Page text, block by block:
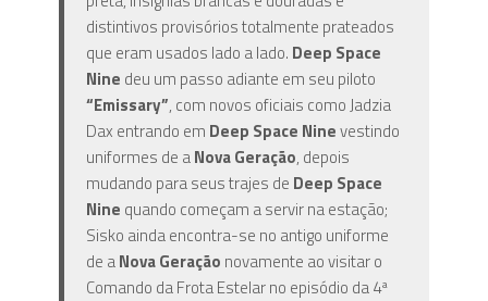
distintivos provisórios totalmente prateados
que eram usados ​​lado a lado. Deep Space
Nine deu um passo adiante em seu piloto
“Emissary”, com novos oficiais como Jadzia
Dax entrando em Deep Space Ninevestindo
uniformes de aNova Geração, depois
mudando para seus trajes de Deep Space
Nine quando começam a servir na estação;
Sisko ainda encontra-se no antigo uniforme
de aNova Geração novamente ao visitar o
Comando da Frota Estelar no episódio da 4ª